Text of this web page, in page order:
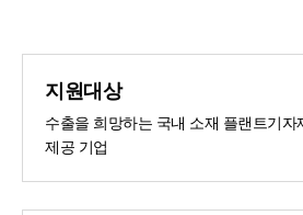
지원대상
수출을 희망하는 국내 소재 플랜트기자
제공 기업